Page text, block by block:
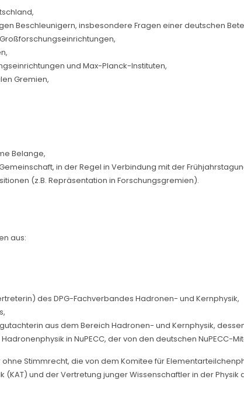
Beschleunigern, insbesondere Fragen einer deutschen
und Max-Planck-Instituten,
Gremien,
Belange,
in der Regel in Verbindung mit der
(z.B. Repräsentation in Forschungsgremien).
aus:
des DPG-Fachverbandes Hadronen- und Kernphysik,
aus dem Bereich Hadronen- und Kernphysik,
in NuPECC, der von den deutschen NuPECC-
Stimmrecht, die von dem Komitee für
und der Vertretung junger Wissenschaftler in der Physik